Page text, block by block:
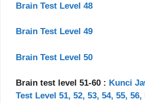
Brain Test Level 48
Brain Test Level 49
Brain Test Level 50
Brain test level 51-60 : Kunci
Test Level 51, 52, 53, 54, 55, 56,